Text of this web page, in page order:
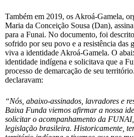
Também em 2019, os Akroá-Gamela,
Maria da Conceição Sousa (Dan),
para a Funai. No documento, foi
sofrido por seu povo e a resistência das
viva a identidade Akroá-Gamela. O
identidade indígena e solicitava que a
processo de demarcação de seu
declaravam:
“Nós, abaixo-assinados, lavradores e
Baixa Funda viemos afirmar a nossa
solicitar o acompanhamento da
legislação brasileira. Historicamente,